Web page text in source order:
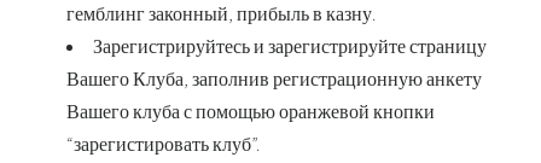
гемблинг законный, прибыль в казну.
Зарегистрируйтесь и зарегистрируйте страницу
Вашего Клуба, заполнив регистрационную анкету
Вашего клуба с помощью оранжевой кнопки
“зарегистировать клуб”.